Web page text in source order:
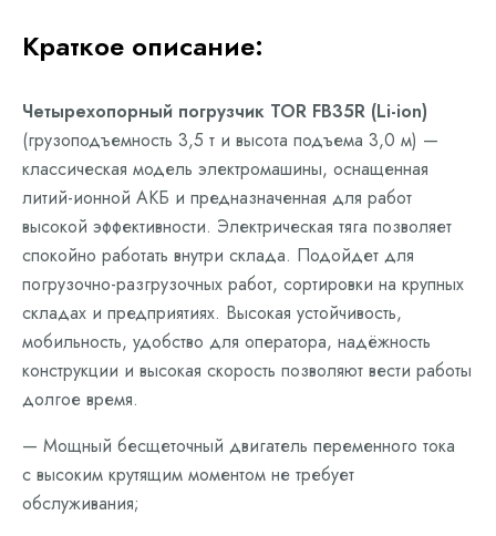
Краткое описание:
Четырехопорный погрузчик TOR FB35R (Li-ion)
(грузоподъемность 3,5 т и высота подъема 3,0 м) —
классическая модель электромашины, оснащенная
литий-ионной АКБ и предназначенная для работ
высокой эффективности. Электрическая тяга позволяет
спокойно работать внутри склада. Подойдет для
погрузочно-разгрузочных работ, сортировки на крупных
складах и предприятиях. Высокая устойчивость,
мобильность, удобство для оператора, надёжность
конструкции и высокая скорость позволяют вести работы
долгое время.
— Мощный бесщеточный двигатель переменного тока
с высоким крутящим моментом не требует
обслуживания;